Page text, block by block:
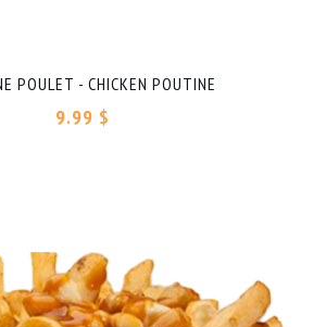
POULET - CHICKEN POUTINE
9.99 $